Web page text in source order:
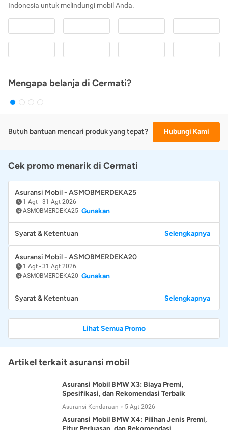
Indonesia untuk melindungi mobil Anda.
Mengapa belanja di Cermati?
Butuh bantuan mencari produk yang tepat? Hubungi Kami
Cek promo menarik di Cermati
Asuransi Mobil - ASMOBMERDEKA25
1 Agt - 31 Agt 2026
ASMOBMERDEKA25 Gunakan
Syarat & Ketentuan Selengkapnya
Asuransi Mobil - ASMOBMERDEKA20
1 Agt - 31 Agt 2026
ASMOBMERDEKA20 Gunakan
Syarat & Ketentuan Selengkapnya
Lihat Semua Promo
Artikel terkait asuransi mobil
Asuransi Mobil BMW X3: Biaya Premi,
Spesifikasi, dan Rekomendasi Terbaik
Asuransi Kendaraan 5 Agt 2026
Asuransi Mobil BMW X4: Pilihan Jenis Premi,